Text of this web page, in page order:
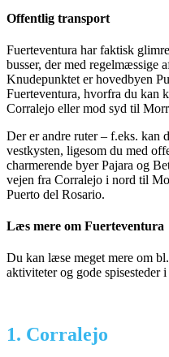
Offentlig transport
Fuerteventura har faktisk
busser, der med regelmæssige
Knudepunktet er hovedbyen
Fuerteventura, hvorfra du kan
Corralejo eller mod syd til
Der er andre ruter – f.eks. kan
vestkysten, ligesom du med
charmerende byer Pajara og
vejen fra Corralejo i nord til
Puerto del Rosario.
Læs mere om Fuerteventura
Du kan læse meget mere om
aktiviteter og gode spisesteder
1. Corralejo